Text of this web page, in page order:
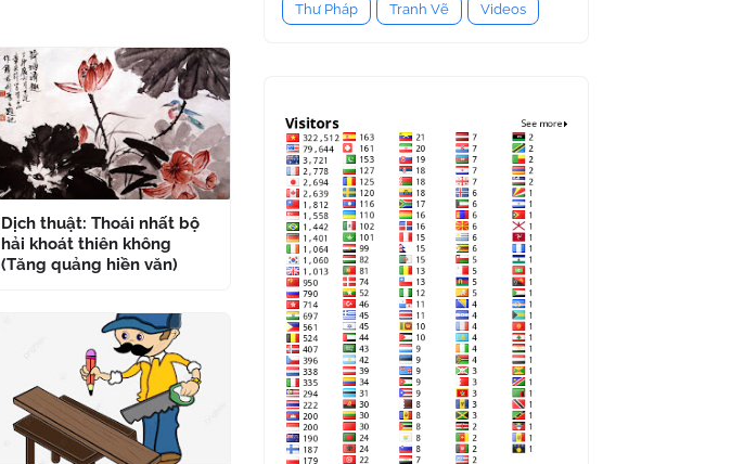
Dịch thuật: Thoái nhất bộ
hải khoát thiên không
(Tăng quảng hiền văn)
Thư Pháp Tranh Vẽ Videos